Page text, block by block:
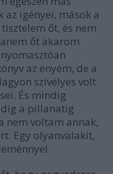
igényei, mások a
őt, és nem
őt akarom
az enyém, de a
szívélyes volt
És mindig
a pillanatig
nem voltam annak,
Egy olyanvalakit,